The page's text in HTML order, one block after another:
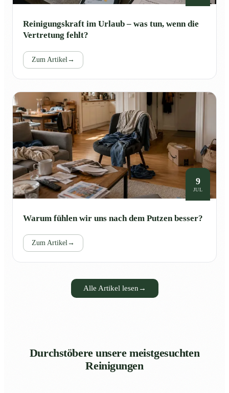
Reinigungskraft im Urlaub – was tun, wenn die
Vertretung fehlt?
Zum Artikel→
9
JUL
Warum fühlen wir uns nach dem Putzen besser?
Zum Artikel→
Alle Artikel lesen →
Durchstöbere unsere meistgesuchten
Reinigungen